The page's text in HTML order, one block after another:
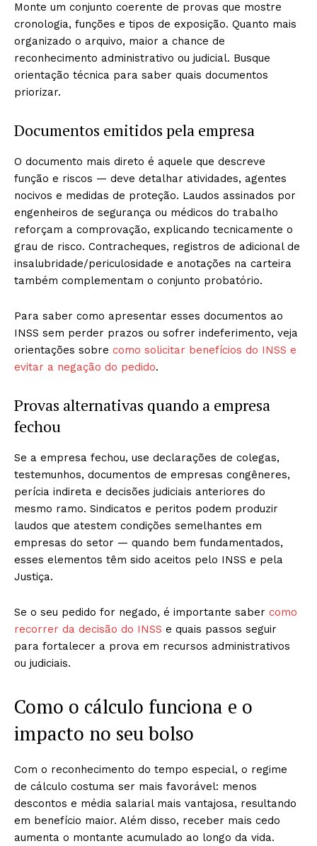
Monte um conjunto coerente de provas que mostre
cronologia, funções e tipos de exposição. Quanto mais
organizado o arquivo, maior a chance de
reconhecimento administrativo ou judicial. Busque
orientação técnica para saber quais documentos
priorizar.
Documentos emitidos pela empresa
O documento mais direto é aquele que descreve
função e riscos — deve detalhar atividades, agentes
nocivos e medidas de proteção. Laudos assinados por
engenheiros de segurança ou médicos do trabalho
reforçam a comprovação, explicando tecnicamente o
grau de risco. Contracheques, registros de adicional de
insalubridade/periculosidade e anotações na carteira
também complementam o conjunto probatório.
Para saber como apresentar esses documentos ao
INSS sem perder prazos ou sofrer indeferimento, veja
orientações sobre como solicitar benefícios do INSS e
evitar a negação do pedido.
Provas alternativas quando a empresa
fechou
Se a empresa fechou, use declarações de colegas,
testemunhos, documentos de empresas congêneres,
perícia indireta e decisões judiciais anteriores do
mesmo ramo. Sindicatos e peritos podem produzir
laudos que atestem condições semelhantes em
empresas do setor — quando bem fundamentados,
esses elementos têm sido aceitos pelo INSS e pela
Justiça.
Se o seu pedido for negado, é importante saber como
recorrer da decisão do INSS e quais passos seguir
para fortalecer a prova em recursos administrativos
ou judiciais.
Como o cálculo funciona e o
impacto no seu bolso
Com o reconhecimento do tempo especial, o regime
de cálculo costuma ser mais favorável: menos
descontos e média salarial mais vantajosa, resultando
em benefício maior. Além disso, receber mais cedo
aumenta o montante acumulado ao longo da vida.